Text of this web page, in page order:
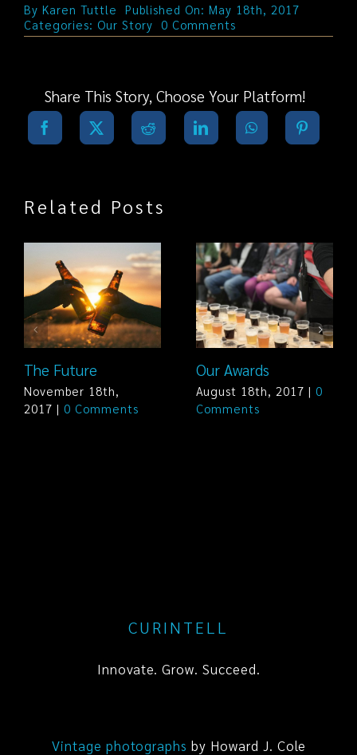
By Karen Tuttle
Published On: May 18th, 2017
Categories: Our Story 0 Commentson
Our
Share This Story, Choose Your Platform!
Related Posts
The Future
November 18th,
2017 | 0 Comments
Our Awards
August 18th, 2017 | 0
Comments
CURINTELL
Innovate. Grow. Succeed.
Vintage photographs by Howard J. Cole